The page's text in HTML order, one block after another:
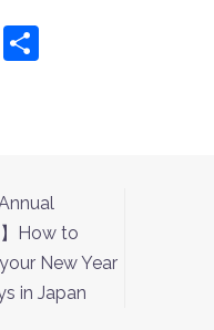
Twitter
Annual
How to
New Year
in Japan